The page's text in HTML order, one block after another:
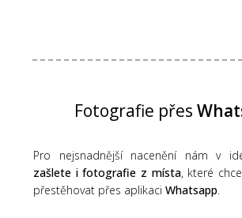
Fotografie přes
Pro nejsnadnější nacenění nám v
zašlete i fotografie z místa, které
přestěhovat přes aplikaci Whatsapp